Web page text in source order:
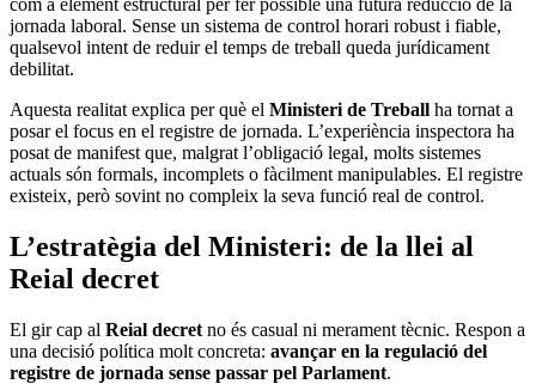
com a element estructural per fer possible una futura reducció de la
jornada laboral. Sense un sistema de control horari robust i fiable,
qualsevol intent de reduir el temps de treball queda jurídicament
debilitat.
Aquesta realitat explica per què el Ministeri de Treball ha tornat a
posar el focus en el registre de jornada. L’experiència inspectora ha
posat de manifest que, malgrat l’obligació legal, molts sistemes
actuals són formals, incomplets o fàcilment manipulables. El registre
existeix, però sovint no compleix la seva funció real de control.
L’estratègia del Ministeri: de la llei al
Reial decret
El gir cap al Reial decret no és casual ni merament tècnic. Respon a
una decisió política molt concreta: avançar en la regulació del
registre de jornada sense passar pel Parlament.